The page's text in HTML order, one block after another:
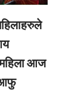
आज
आफु